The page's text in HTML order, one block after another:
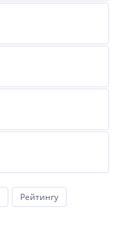
Рейтингу